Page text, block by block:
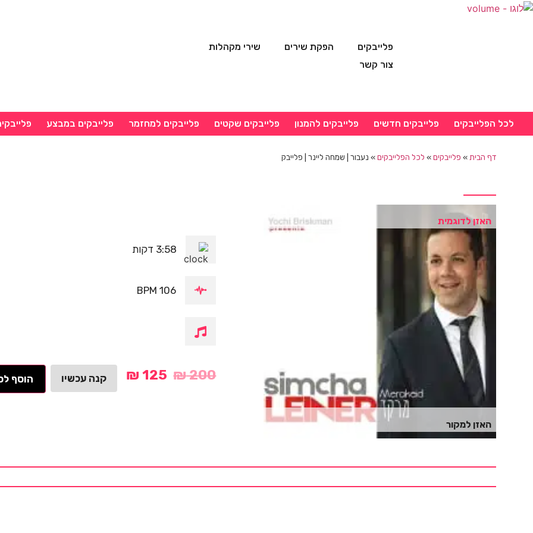
פלייבקים הפקת שירים
שירי מקהלות
צור קשר
לכל הפלייבקים פלייבקים חדשים פלייבקים להמנון פלייבקים שקטים פלייבקים למחזמר פלייבקים במבצע
דף הבית » פלייבקים» לכל הפלייבקים» נעבור | שמחה ליינר | פלייבק
האזן לדוגמית
האזן למקור
3:58 דקות
106 BPM
₪200
₪ 125 קנה עכשיו הוסף